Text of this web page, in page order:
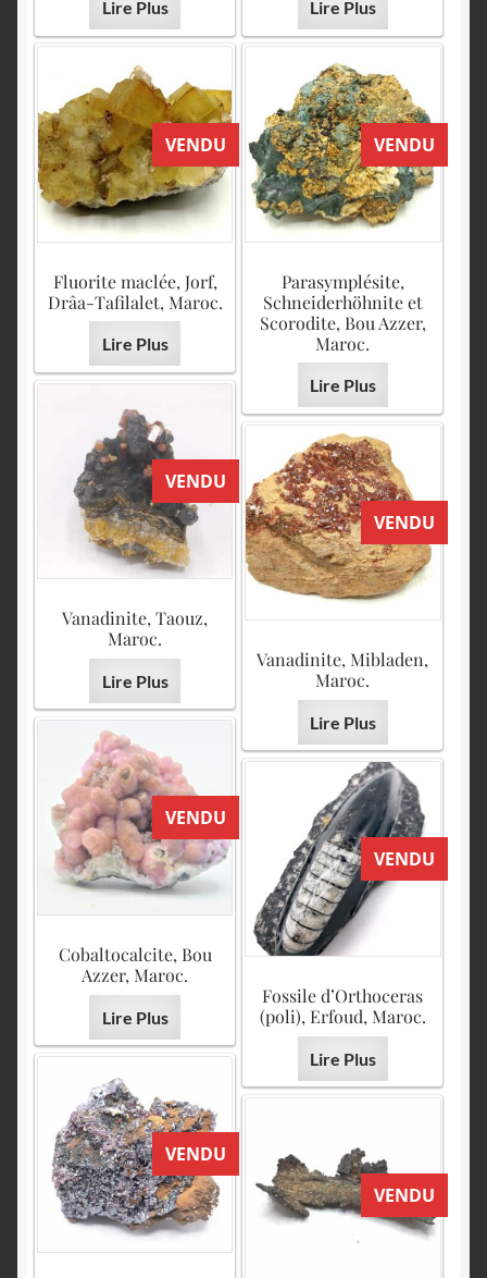
Lire Plus Lire Plus
VENDU
Fluorite maclée, Jorf,
Drâa-Tafilalet, Maroc.
Lire Plus
VENDU
Parasymplésite,
Schneiderhöhnite et
Scorodite, Bou Azzer,
Maroc.
Lire Plus
VENDU
Vanadinite, Taouz,
Maroc.
Lire Plus
VENDU
Vanadinite, Mibladen,
Maroc.
Lire Plus
VENDU
Cobaltocalcite, Bou
Azzer, Maroc.
Lire Plus
VENDU
Fossile d’Orthoceras
(poli), Erfoud, Maroc.
Lire Plus
VENDU
VENDU